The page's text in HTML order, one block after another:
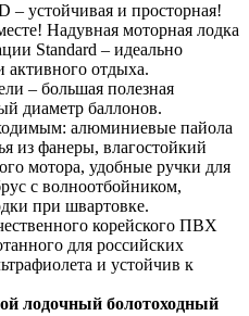
устойчивая и просторная!
Надувная моторная лодка
Standard – идеально
активного отдыха.
– большая полезная
диаметр баллонов.
алюминиевые пайола
из фанеры, влагостойкий
мотора, удобные ручки для
с волноотбойником,
при швартовке.
корейского ПВХ
для российских
и устойчив к
лодочный болотоходный